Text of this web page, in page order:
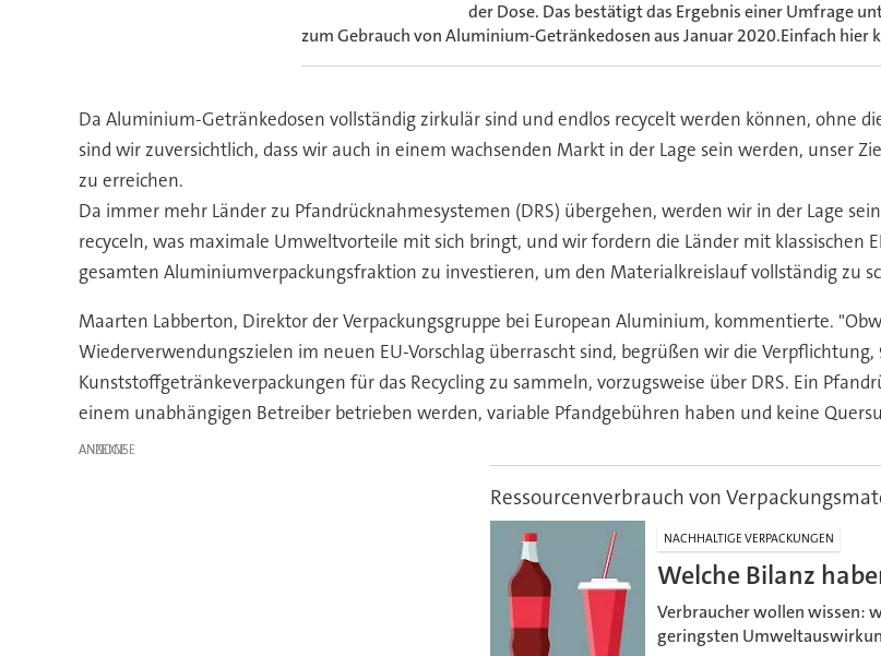
der Dose. Das bestätigt das Ergebnis einer Umfrage
zum Gebrauch von Aluminium-Getränkedosen aus Januar 2020.Einfach hier
Da Aluminium-Getränkedosen vollständig zirkulär sind und endlos recycelt werden können, ohne
sind wir zuversichtlich, dass wir auch in einem wachsenden Markt in der Lage sein werden, unser
zu erreichen.
Da immer mehr Länder zu Pfandrücknahmesystemen (DRS) übergehen, werden wir in der Lage
recyceln, was maximale Umweltvorteile mit sich bringt, und wir fordern die Länder mit klassischen
gesamten Aluminiumverpackungsfraktion zu investieren, um den Materialkreislauf vollständig zu
Maarten Labberton, Direktor der Verpackungsgruppe bei European Aluminium, kommentierte.
Wiederverwendungszielen im neuen EU-Vorschlag überrascht sind, begrüßen wir die
Kunststoffgetränkeverpackungen für das Recycling zu sammeln, vorzugsweise über DRS. Ein
einem unabhängigen Betreiber betrieben werden, variable Pfandgebühren haben und keine
ANZEIGE
Ressourcenverbrauch von
NACHHALTIGE VERPACKUNGEN
Welche Bilanz
Verbraucher wollen wissen:
geringsten